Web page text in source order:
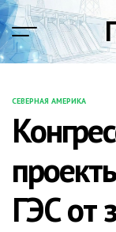
Перейти
к
содержимому
ОПУБЛИКОВАНО
В
СЕВЕРНАЯ АМЕРИКА
ГЭС от